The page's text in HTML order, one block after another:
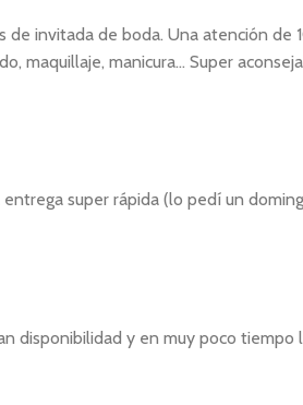
invitada de boda. Una atención
maquillaje, manicura... Super
super rápida (lo pedí un
y en muy poco tiempo